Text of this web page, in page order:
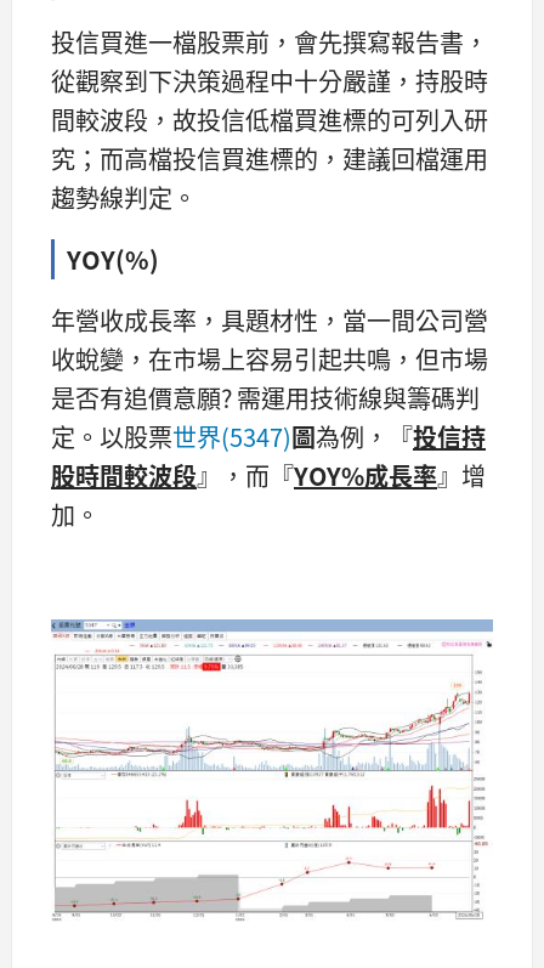
投信買進一檔股票前，會先撰寫報告書，
從觀察到下決策過程中十分嚴謹，持股時
間較波段，故投信低檔買進標的可列入研
究；而高檔投信買進標的，建議回檔運用
趨勢線判定。
YOY(%)
年營收成長率，具題材性，當一間公司營
收蛻變，在市場上容易引起共鳴，但市場
是否有追價意願? 需運用技術線與籌碼判
定。以股票世界(5347)圖為例，『投信持
股時間較波段』，而『YOY%成長率』增
加。​